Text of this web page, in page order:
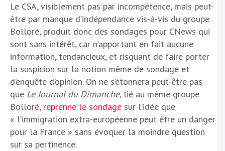
Le CSA, visiblement pas par incompétence, mais peut-
être par manque d’indépendance vis-à-vis du groupe
Bolloré, produit donc des sondages pour CNews qui
sont sans intérêt, car n’apportant en fait aucune
information, tendancieux, et risquant de faire porter
la suspicion sur la notion même de sondage et
d’enquête d’opinion. On ne s’étonnera peut-être pas
que Le Journal du Dimanche, lié au même groupe
Bolloré, reprenne le sondage sur l’idée que
« l’immigration extra-européenne peut être un danger
pour la France » sans évoquer la moindre question
sur sa pertinence.